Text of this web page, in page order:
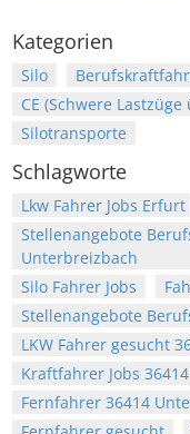
Kategorien
Silo
CE (Schwere
Silotransporte
Schlagworte
Lkw Fahrer Jobs Erfurt
Stellenangebote
Unterbreizbach
Silo Fahrer Jobs
Stellenangebote
LKW Fahrer gesucht
Kraftfahrer Jobs
Fernfahrer 36414